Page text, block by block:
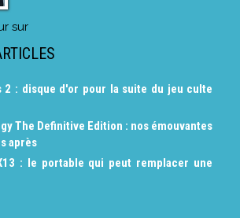
sur
2 : disque d'or pour la suite du jeu culte
The Definitive Edition : nos émouvantes
après
: le portable qui peut remplacer une